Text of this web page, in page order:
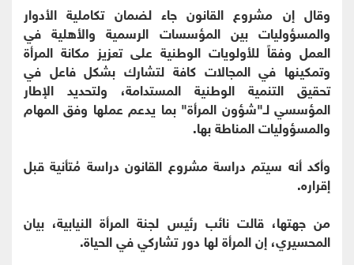
وقال إن مشروع القانون جاء لضمان تكاملية الأدوار
والمسؤوليات بين المؤسسات الرسمية والأهلية في
العمل وفقاً للأولويات الوطنية على تعزيز مكانة المرأة
وتمكينها في المجالات كافة لتشارك بشكل فاعل في
تحقيق التنمية الوطنية المستدامة، ولتحديد الإطار
المؤسسي لـ"شؤون المرأة" بما يدعم عملها وفق المهام
والمسؤوليات المناطة بها.
وأكد أنه سيتم دراسة مشروع القانون دراسة مُتأنية قبل
إقراره.
من جهتها، قالت نائب رئيس لجنة المرأة النيابية، بيان
المحسيري، إن المرأة لها دور تشاركي في الحياة.